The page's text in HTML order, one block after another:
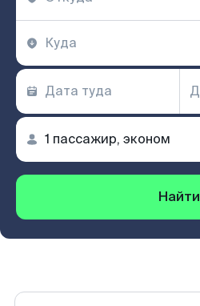
Найти